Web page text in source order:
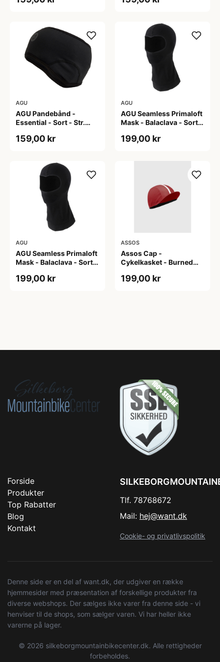
AGU
AGU Pandebånd -
Essential - Sort - Str.
159,00 kr
AGU
AGU Seamless Primaloft
Mask - Balaclava - Sort -
199,00 kr
AGU
AGU Seamless Primaloft
Mask - Balaclava - Sort -
199,00 kr
ASSOS
Assos Cap -
Cykelkasket - Burned
199,00 kr
Forside
Produkter
Top Rabatter
Blog
Kontakt
Tlf. 78768672
Mail: hej@want.dk
Cookie- og privatlivspolitik
Denne side er en del af want.dk, der udgiver en række
hjemmesider med præsentation af forskellige produkter fra
diverse webshops. Der sælges ikke varer fra denne side - vi
henviser til de shops, som sælger varen. Vi har heller ikke
varerne på lager.
© 2026 silkeborgmountainbikecenter.dk. Alle rettigheder
forbeholdes.